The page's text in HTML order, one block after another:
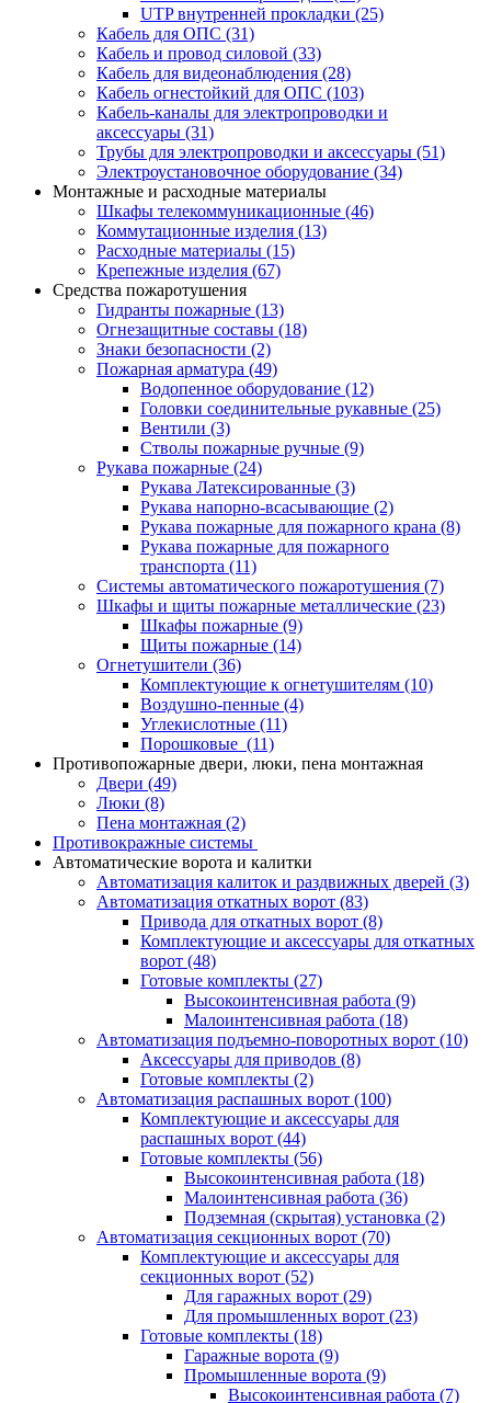
UTP внутренней прокладки (25)
Кабель для ОПС (31)
Кабель и провод силовой (33)
Кабель для видеонаблюдения (28)
Кабель огнестойкий для ОПС (103)
Кабель-каналы для электропроводки и
аксессуары (31)
Трубы для электропроводки и аксессуары (51)
Электроустановочное оборудование (34)
Монтажные и расходные материалы
Шкафы телекоммуникационные (46)
Коммутационные изделия (13)
Расходные материалы (15)
Крепежные изделия (67)
Средства пожаротушения
Гидранты пожарные (13)
Огнезащитные составы (18)
Знаки безопасности (2)
Пожарная арматура (49)
Водопенное оборудование (12)
Головки соединительные рукавные (25)
Вентили (3)
Стволы пожарные ручные (9)
Рукава пожарные (24)
Рукава Латексированные (3)
Рукава напорно-всасывающие (2)
Рукава пожарные для пожарного крана (8)
Рукава пожарные для пожарного
транспорта (11)
Системы автоматического пожаротушения (7)
Шкафы и щиты пожарные металлические (23)
Шкафы пожарные (9)
Щиты пожарные (14)
Огнетушители (36)
Комплектующие к огнетушителям (10)
Воздушно-пенные (4)
Углекислотные (11)
Порошковые (11)
Противопожарные двери, люки, пена монтажная
Двери (49)
Люки (8)
Пена монтажная (2)
Противокражные системы
Автоматические ворота и калитки
Автоматизация калиток и раздвижных дверей (3)
Автоматизация откатных ворот (83)
Привода для откатных ворот (8)
Комплектующие и аксессуары для откатных
ворот (48)
Готовые комплекты (27)
Высокоинтенсивная работа (9)
Малоинтенсивная работа (18)
Автоматизация подъемно-поворотных ворот (10)
Аксессуары для приводов (8)
Готовые комплекты (2)
Автоматизация распашных ворот (100)
Комплектующие и аксессуары для
распашных ворот (44)
Готовые комплекты (56)
Высокоинтенсивная работа (18)
Малоинтенсивная работа (36)
Подземная (скрытая) установка (2)
Автоматизация секционных ворот (70)
Комплектующие и аксессуары для
секционных ворот (52)
Для гаражных ворот (29)
Для промышленных ворот (23)
Готовые комплекты (18)
Гаражные ворота (9)
Промышленные ворота (9)
Высокоинтенсивная работа (7)